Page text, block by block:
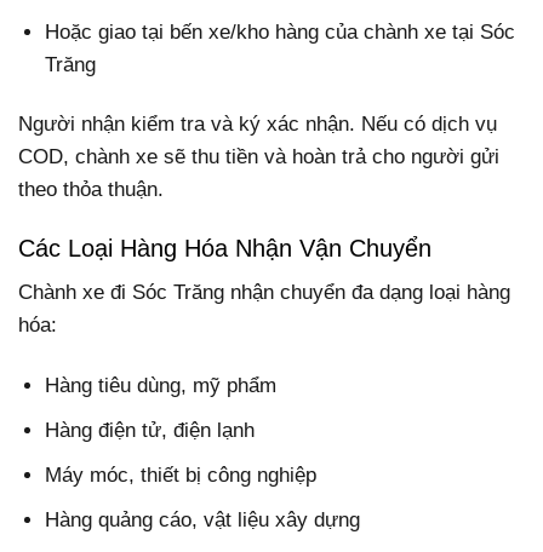
Hoặc giao tại bến xe/kho hàng của chành xe tại Sóc
Trăng
Người nhận kiểm tra và ký xác nhận. Nếu có dịch vụ
COD, chành xe sẽ thu tiền và hoàn trả cho người gửi
theo thỏa thuận.
Các Loại Hàng Hóa Nhận Vận Chuyển
Chành xe đi Sóc Trăng nhận chuyển đa dạng loại hàng
hóa:
Hàng tiêu dùng, mỹ phẩm
Hàng điện tử, điện lạnh
Máy móc, thiết bị công nghiệp
Hàng quảng cáo, vật liệu xây dựng